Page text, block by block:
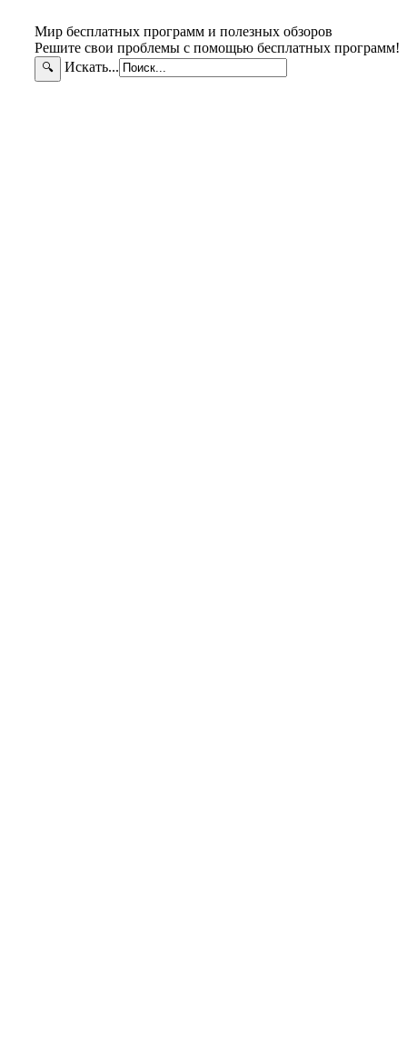
Мир бесплатных программ и полезных обзоров
Решите свои проблемы с помощью бесплатных программ!
🔍 Искать...